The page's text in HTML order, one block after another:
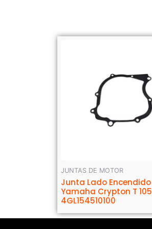
JUNTAS DE MOTOR
Junta Lado Encendido
Yamaha Crypton T 105
4GL154510100